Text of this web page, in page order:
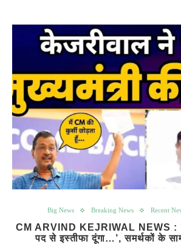
Big News Breaking News Recent
CM ARVIND KEJRIWAL NEWS :
पद से इस्तीफा दूंगा…’, समर्थकों के